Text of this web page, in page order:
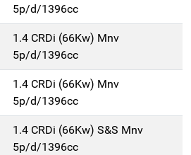
5p/d/1396cc
1.4 CRDi (66Kw) Mnv
5p/d/1396cc
1.4 CRDi (66Kw) Mnv
5p/d/1396cc
1.4 CRDi (66Kw) S&S Mnv
5p/d/1396cc